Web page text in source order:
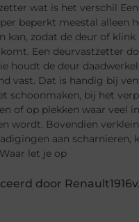
wat is het verschil Een
beperkt meestal alleen
kan, zodat de deur of
Een deurvastzetter
houdt de deur
vast. Dat is handig bij
schoonmaken, bij het
of op plekken waar veel
wordt. Bovendien
aan scharnieren,
let je op
door